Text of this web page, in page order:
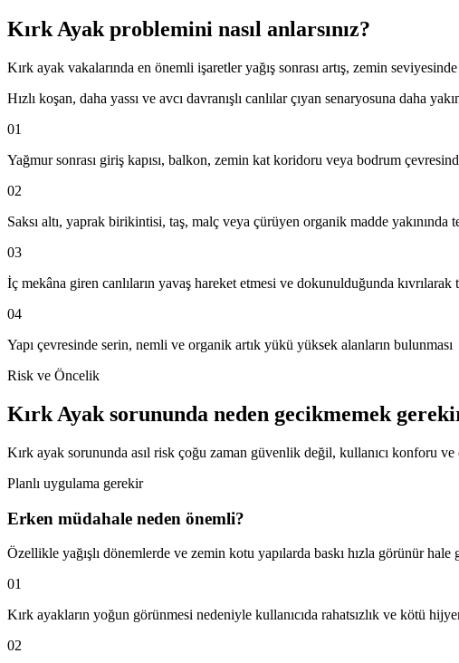
Kırk Ayak problemini nasıl anlarsınız?
Kırk ayak vakalarında en önemli işaretler yağış sonrası artış, zemin
Hızlı koşan, daha yassı ve avcı davranışlı canlılar çıyan senaryosuna daha
01
Yağmur sonrası giriş kapısı, balkon, zemin kat koridoru veya bodrum
02
Saksı altı, yaprak birikintisi, taş, malç veya çürüyen organik madde yakınında
03
İç mekâna giren canlıların yavaş hareket etmesi ve dokunulduğunda kıvrılarak
04
Yapı çevresinde serin, nemli ve organik artık yükü yüksek alanların bulunması
Risk ve Öncelik
Kırk Ayak sorununda neden gecikmemek
Kırk ayak sorununda asıl risk çoğu zaman güvenlik değil, kullanıcı konforu
Planlı uygulama gerekir
Erken müdahale neden önemli?
Özellikle yağışlı dönemlerde ve zemin kotu yapılarda baskı hızla görünür
01
Kırk ayakların yoğun görünmesi nedeniyle kullanıcıda rahatsızlık ve kötü
02